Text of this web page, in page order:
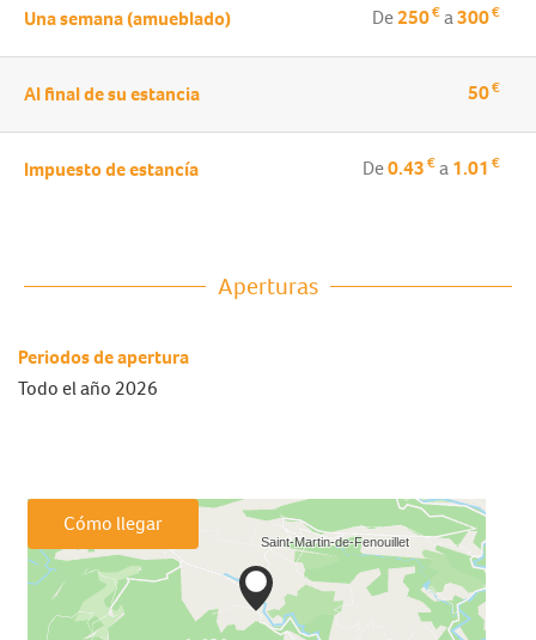
Una semana (amueblado) De250€a300€
Al final de su estancia 50€
Impuesto de estancía De0.43€a1.01 €
Aperturas
Periodos de apertura
Todo el año 2026
Cómo llegar